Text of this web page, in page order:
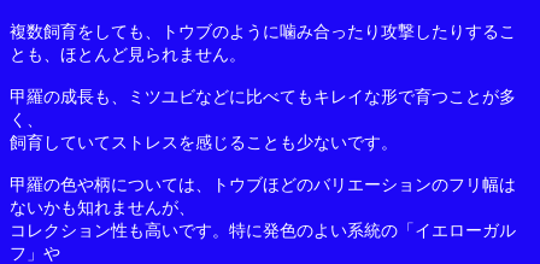
複数飼育をしても、トウブのように噛み合ったり攻撃したりするこ
とも、ほとんど見られません。
甲羅の成長も、ミツユビなどに比べてもキレイな形で育つことが多
く、
飼育していてストレスを感じることも少ないです。
甲羅の色や柄については、トウブほどのバリエーションのフリ幅は
ないかも知れませんが、
コレクション性も高いです。特に発色のよい系統の「イエローガル
フ」や